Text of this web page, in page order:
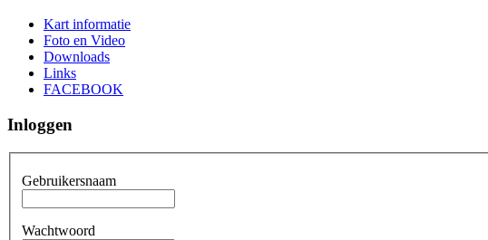
Kart informatie
Foto en Video
Downloads
Links
FACEBOOK
Inloggen
Gebruikersnaam
Wachtwoord